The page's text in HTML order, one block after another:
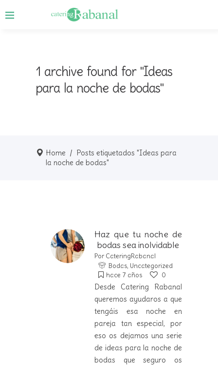
1 archive found for "Ideas
para la noche de bodas"
Home / Posts etiquetados "Ideas para
la noche de bodas"
Haz que tu noche de
bodas sea inolvidable
Por CateringRabanal
Bodas, Uncategorized
hace 7 años
0
Desde Catering Rabanal
queremos ayudaros a que
tengáis esa noche en
pareja tan especial, por
eso os dejamos una serie
de ideas para la noche de
bodas que seguro os